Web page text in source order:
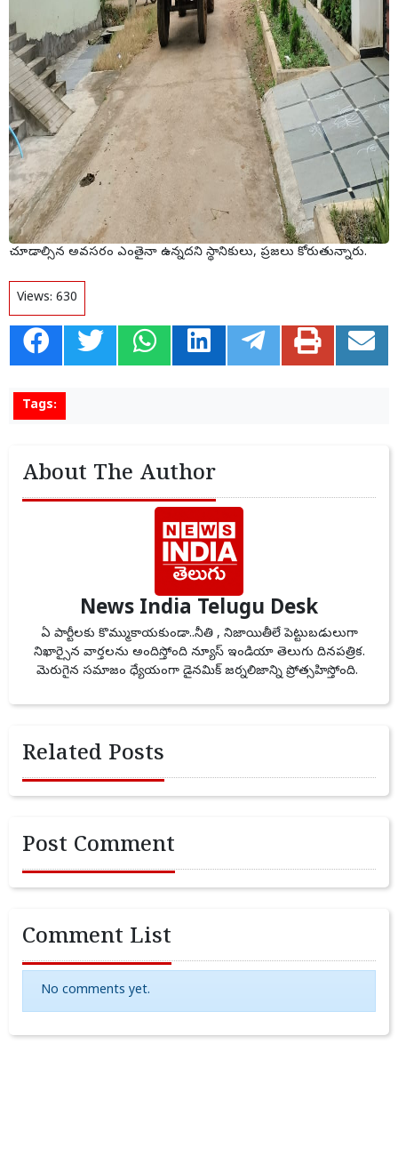
చూడాల్సిన అవసరం ఎంతైనా ఉన్నదని స్థానికులు, ప్రజలు కోరుతున్నారు.
Views: 630
Tags:
About The Author
News India Telugu Desk
ఏ పార్టీలకు కొమ్ముకాయకుండా..నీతి , నిజాయితీలే పెట్టుబడులుగా
నిఖార్సైన వార్తలను అందిస్తోంది న్యూస్ ఇండియా తెలుగు దినపత్రిక.
మెరుగైన సమాజం ధ్యేయంగా డైనమిక్ జర్నలిజాన్ని ప్రోత్సహిస్తోంది.
Related Posts
Post Comment
Comment List
No comments yet.